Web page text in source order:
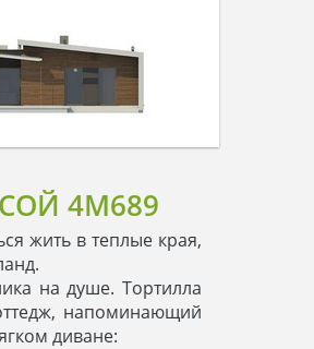
4M689
жить в теплые края,
на душе. Тортилла
напоминающий
диване: